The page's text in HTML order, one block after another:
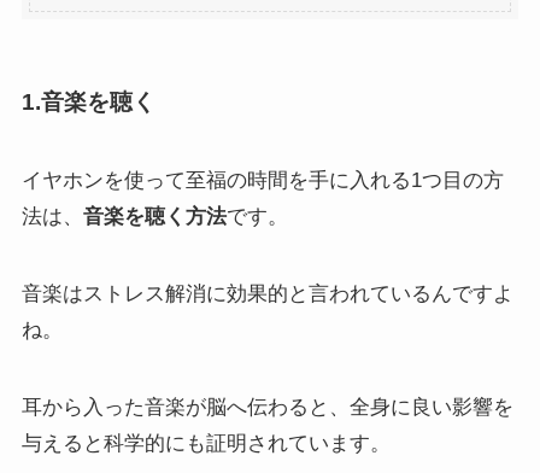
1.音楽を聴く
イヤホンを使って至福の時間を手に入れる1つ目の方
法は、 音楽を聴く方法です。
音楽はストレス解消に効果的と言われているんですよ
ね。
耳から入った音楽が脳へ伝わると、全身に良い影響を
与えると科学的にも証明されています。